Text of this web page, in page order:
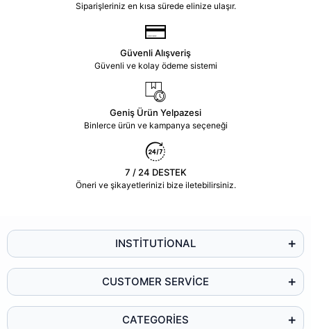
Siparişleriniz en kısa sürede elinize ulaşır.
Güvenli Alışveriş
Güvenli ve kolay ödeme sistemi
Geniş Ürün Yelpazesi
Binlerce ürün ve kampanya seçeneği
7 / 24 DESTEK
Öneri ve şikayetlerinizi bize iletebilirsiniz.
INSTİTUTİONAL
CUSTOMER SERVİCE
CATEGORİES